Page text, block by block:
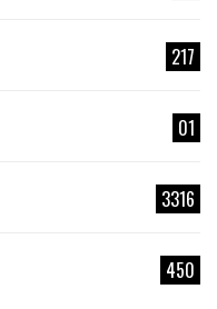
217
01
3316
450